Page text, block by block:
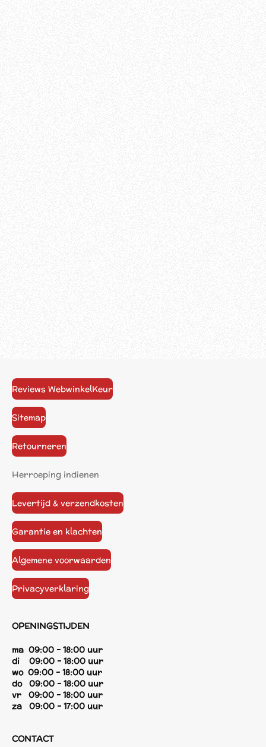
Reviews WebwinkelKeur
Sitemap
Retourneren
Herroeping indienen
Levertijd & verzendkosten
Garantie en klachten
Algemene voorwaarden
Privacyverklaring
OPENINGSTIJDEN
ma 09:00 - 18:00 uur
di 09:00 - 18:00 uur
wo 09:00 - 18:00 uur
do 09:00 - 18:00 uur
vr 09:00 - 18:00 uur
za 09:00 - 17:00 uur
CONTACT